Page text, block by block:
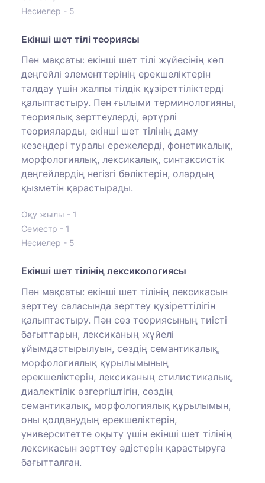
Несиелер - 5
Екінші шет тілі теориясы
Пән мақсаты: екінші шет тілі жүйесінің көп
деңгейлі элементтерінің ерекшеліктерін
талдау үшін жалпы тілдік құзіреттіліктерді
қалыптастыру. Пән ғылыми терминологияны,
теориялық зерттеулерді, әртүрлі
теорияларды, екінші шет тілінің даму
кезеңдері туралы ережелерді, фонетикалық,
морфологиялық, лексикалық, синтаксистік
деңгейлердің негізгі бөліктерін, олардың
қызметін қарастырады.
Оқу жылы - 1
Семестр - 1
Несиелер - 5
Екінші шет тілінің лексикологиясы
Пән мақсаты: екінші шет тілінің лексикасын
зерттеу саласында зерттеу құзіреттілігін
қалыптастыру. Пән сөз теориясының тиісті
бағыттарын, лексиканың жүйелі
ұйымдастырылуын, сөздің семантикалық,
морфологиялық құрылымының
ерекшеліктерін, лексиканың стилистикалық,
диалектілік өзгергіштігін, сөздің
семантикалық, морфологиялық құрылымын,
оны қолданудың ерекшеліктерін,
университетте оқыту үшін екінші шет тілінің
лексикасын зерттеу әдістерін қарастыруға
бағытталған.